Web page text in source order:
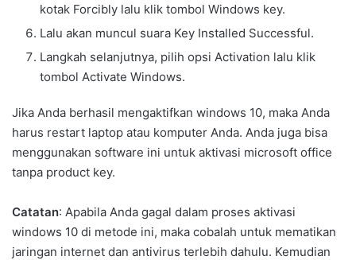
kotak Forcibly lalu klik tombol Windows key.
Lalu akan muncul suara Key Installed Successful.
Langkah selanjutnya, pilih opsi Activation lalu klik
tombol Activate Windows.
Jika Anda berhasil mengaktifkan windows 10, maka Anda
harus restart laptop atau komputer Anda. Anda juga bisa
menggunakan software ini untuk aktivasi microsoft office
tanpa product key.
Catatan: Apabila Anda gagal dalam proses aktivasi
windows 10 di metode ini, maka cobalah untuk mematikan
jaringan internet dan antivirus terlebih dahulu. Kemudian